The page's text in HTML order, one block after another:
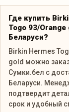
Где купить
Togo 93/Orange
Беларуси?
Birkin Hermes
gold можно
Сумки.бел с
Беларуси.
подтвердит
срок и удобный